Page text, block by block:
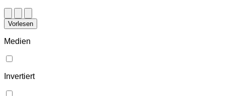
Vorlesen
Medien
Invertiert